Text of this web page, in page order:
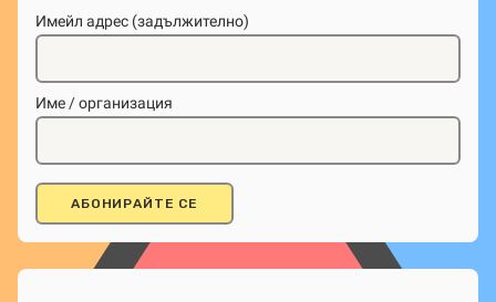
Имейл адрес (задължително)
Име / организация